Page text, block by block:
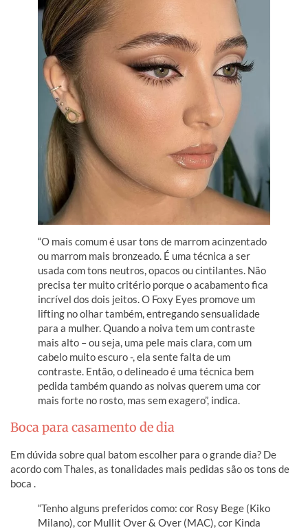
“O mais comum é usar tons de marrom acinzentado
ou marrom mais bronzeado. É uma técnica a ser
usada com tons neutros, opacos ou cintilantes. Não
precisa ter muito critério porque o acabamento fica
incrível dos dois jeitos. O Foxy Eyes promove um
lifting no olhar também, entregando sensualidade
para a mulher. Quando a noiva tem um contraste
mais alto – ou seja, uma pele mais clara, com um
cabelo muito escuro -, ela sente falta de um
contraste. Então, o delineado é uma técnica bem
pedida também quando as noivas querem uma cor
mais forte no rosto, mas sem exagero”, indica.
Boca para casamento de dia
Em dúvida sobre qual batom escolher para o grande dia? De
acordo com Thales, as tonalidades mais pedidas são os tons de
boca .
“Tenho alguns preferidos como: cor Rosy Bege (Kiko
Milano), cor Mullit Over & Over (MAC), cor Kinda